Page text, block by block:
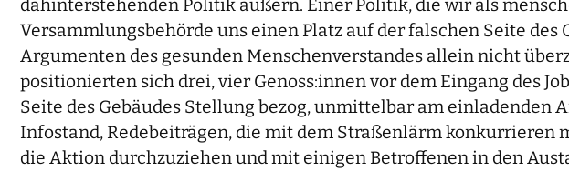
dahinterstehenden Politik äußern. Einer Politik, die wir als
Versammlungsbehörde uns einen Platz auf der falschen Seite
Argumenten des gesunden Menschenverstandes allein nicht
positionierten sich drei, vier Genoss:innen vor dem Eingang des
Seite des Gebäudes Stellung bezog, unmittelbar am
Infostand, Redebeiträgen, die mit dem Straßenlärm konkurrieren
die Aktion durchzuziehen und mit einigen Betroffenen in den